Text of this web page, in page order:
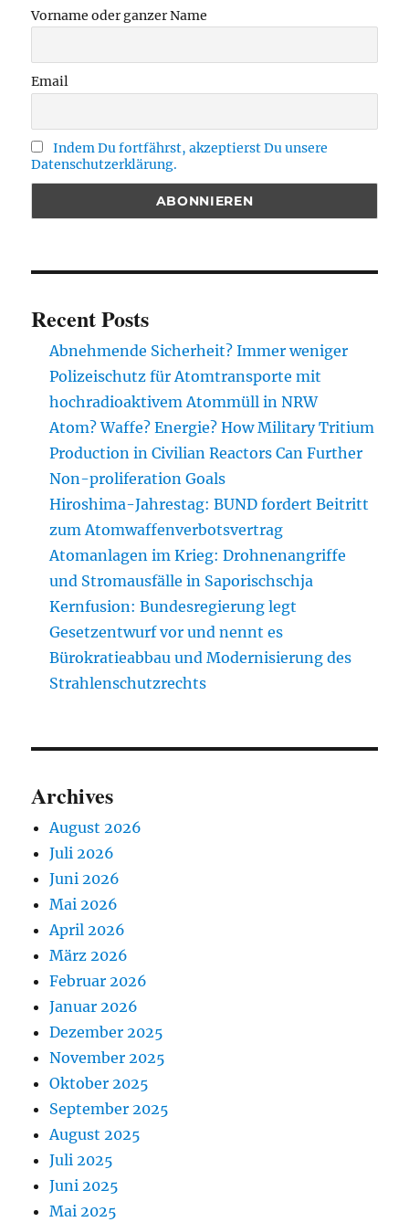
Vorname oder ganzer Name
Email
Indem Du fortfährst, akzeptierst Du unsere
Datenschutzerklärung.
Recent Posts
Abnehmende Sicherheit? Immer weniger
Polizeischutz für Atomtransporte mit
hochradioaktivem Atommüll in NRW
Atom? Waffe? Energie? How Military Tritium
Production in Civilian Reactors Can Further
Non-proliferation Goals
Hiroshima-Jahrestag: BUND fordert Beitritt
zum Atomwaffenverbotsvertrag
Atomanlagen im Krieg: Drohnenangriffe
und Stromausfälle in Saporischschja
Kernfusion: Bundesregierung legt
Gesetzentwurf vor und nennt es
Bürokratieabbau und Modernisierung des
Strahlenschutzrechts
Archives
August 2026
Juli 2026
Juni 2026
Mai 2026
April 2026
März 2026
Februar 2026
Januar 2026
Dezember 2025
November 2025
Oktober 2025
September 2025
August 2025
Juli 2025
Juni 2025
Mai 2025